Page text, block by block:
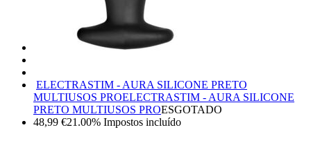
ELECTRASTIM - AURA SILICONE PRETO
MULTIUSOS PROELECTRASTIM - AURA SILICONE
PRETO MULTIUSOS PROESGOTADO
48,99 €21.00% Impostos incluído